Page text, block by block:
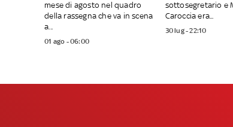
mese di agosto nel quadro
della rassegna che va in scena
a...
01 ago - 06:00
sottosegretario e
Caroccia era...
30 lug - 22:10